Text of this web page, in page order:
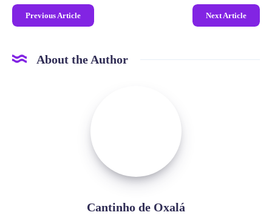
Previous Article Next Article
About the Author
Cantinho de Oxalá